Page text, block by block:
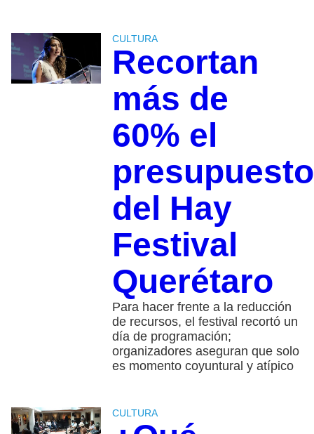
CULTURA
Recortan
más de
60% el
presupuesto
del Hay
Festival
Querétaro
Para hacer frente a la reducción
de recursos, el festival recortó un
día de programación;
organizadores aseguran que solo
es momento coyuntural y atípico
CULTURA